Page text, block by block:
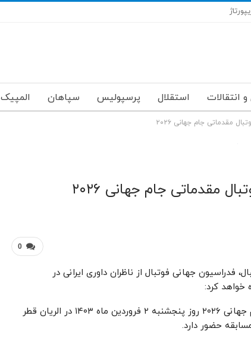
و انتقالات استقلال پرسپولیس سپاهان المپیک
مقدماتی جام جهانی ۲۰۲۶
مقدماتی جام جهانی ۲۰۲۶
0
فدراسیون جهانی فوتبال از ناظران داوری ایرانی در
دیدار تیم‌های قطر و کویت از گروه A مرحله مقدماتی جام جهانی ۲۰۲۶ روز پنجشنبه ۲ فروردین ماه ۱۴۰۳ در الریان قطر
حضور دارد.